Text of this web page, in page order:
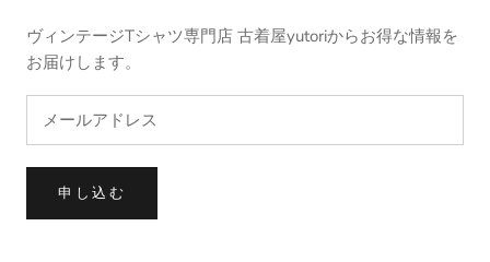
ヴィンテージTシャツ専門店 古着屋yutoriからお得な情報を
お届けします。
申し込む